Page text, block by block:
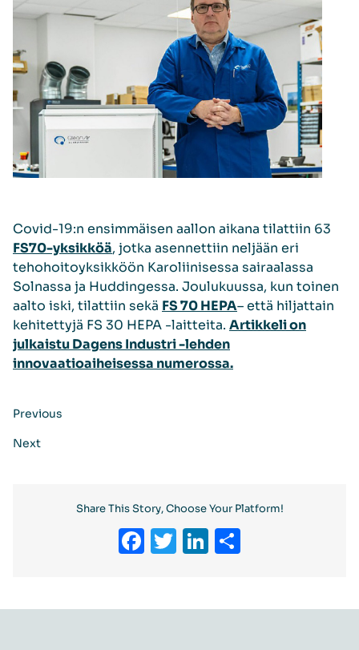
Covid-19:n ensimmäisen aallon aikana tilattiin 63
FS70-yksikköä, jotka asennettiin neljään eri
tehohoitoyksikköön Karoliinisessa sairaalassa
Solnassa ja Huddingessa. Joulukuussa, kun toinen
aalto iski, tilattiin sekä FS 70 HEPA– että hiljattain
kehitettyjä FS 30 HEPA -laitteita. Artikkeli on
julkaistu Dagens Industri -lehden
innovaatioaiheisessa numerossa.
Previous
Next
Share This Story, Choose Your Platform!
Facebook
Twitter
LinkedIn